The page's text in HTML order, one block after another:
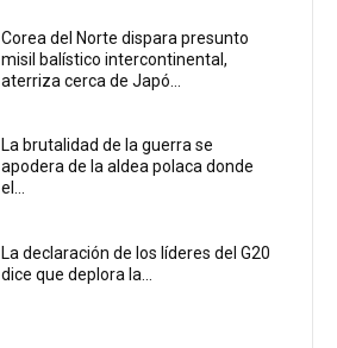
Corea del Norte dispara presunto
misil balístico intercontinental,
aterriza cerca de Japó...
La brutalidad de la guerra se
apodera de la aldea polaca donde
el...
La declaración de los líderes del G20
dice que deplora la...